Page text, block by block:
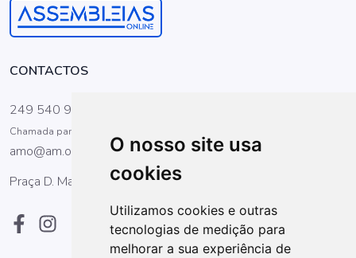
O nosso site usa
cookies
Utilizamos cookies e outras
tecnologias de medição para
melhorar a sua experiência de
CONTACTOS
249 540 900
Chamada para a rede fixa nacional
amo@am.ourem.pt
Praça D. Maria II, 1 2490-499 Ourém